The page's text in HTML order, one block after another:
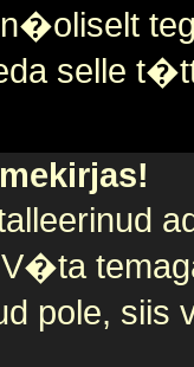
selle
pole, siis